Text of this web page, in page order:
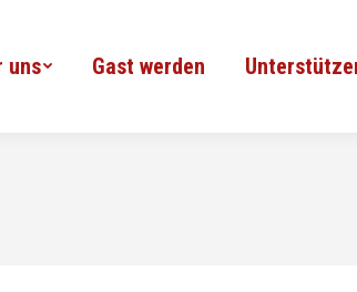
uns Gast werden